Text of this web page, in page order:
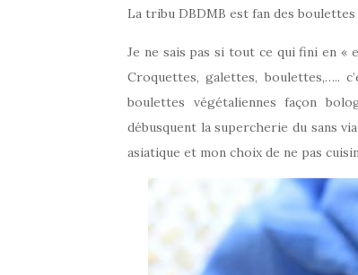
La tribu DBDMB est fan des
Je ne sais pas si tout ce qui fini en «
Croquettes, galettes, boulettes,…..
boulettes végétaliennes façon
débusquent la supercherie du sans
asiatique et mon choix de ne pas